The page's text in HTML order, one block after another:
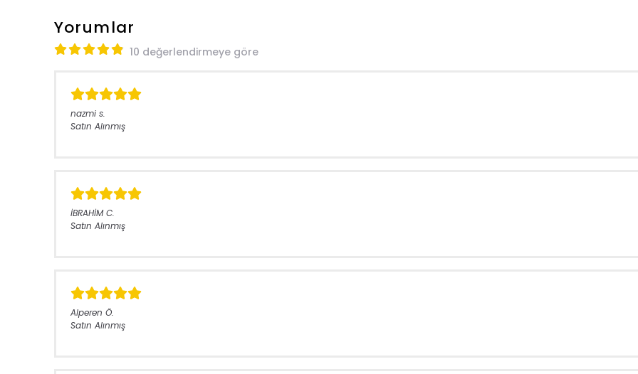
Yorumlar
10 değerlendirmeye göre
nazmi s.
Satın Alınmış
İBRAHİM C.
Satın Alınmış
Alperen Ö.
Satın Alınmış